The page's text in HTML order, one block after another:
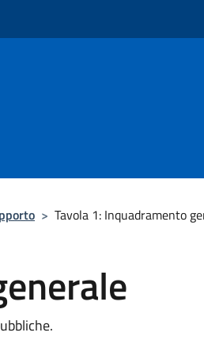
> Tavola 1: Inquadramento